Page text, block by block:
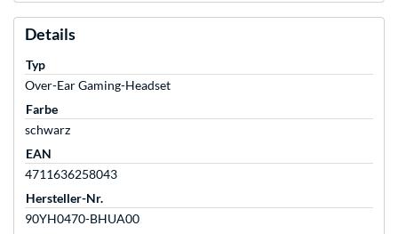
Details
Typ
Over-Ear Gaming-Headset
Farbe
schwarz
EAN
4711636258043
Hersteller-Nr.
90YH0470-BHUA00